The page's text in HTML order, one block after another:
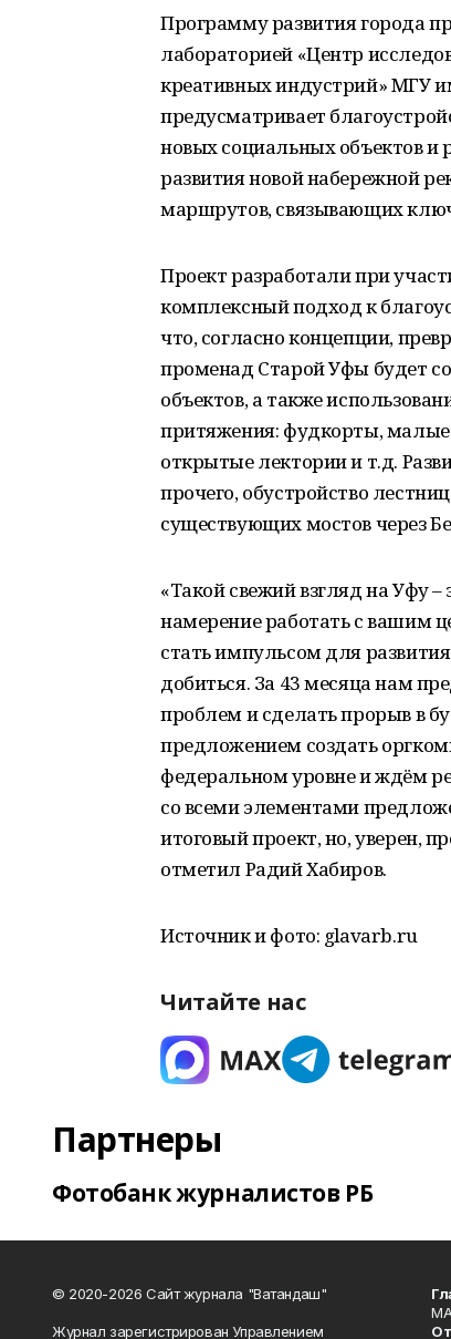
Программу развития города
лабораторией «Центр
креативных индустрий» МГУ
предусматривает
новых социальных объектов и
развития новой набережной
маршрутов, связывающих
Проект разработали при
комплексный подход к
что, согласно концепции,
променад Старой Уфы будет
объектов, а также
притяжения: фудкорты, малые
открытые лектории и т.д.
прочего, обустройство
существующих мостов через
«Такой свежий взгляд на Уфу
намерение работать с вашим
стать импульсом для
добиться. За 43 месяца нам
проблем и сделать прорыв в
предложением создать
федеральном уровне и ждём
со всеми элементами
итоговый проект, но, уверен,
отметил Радий Хабиров.
Источник и фото: glavarb.ru
Читайте нас
Партнеры
Фотобанк журналистов РБ
© 2020-2026 Сайт журнала "Ватандаш"
Журнал зарегистрирован Управлением